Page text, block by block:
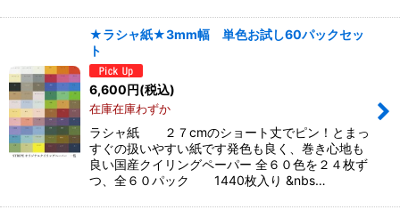
★ラシャ紙★3mm幅 単色お試し60パックセッ
ト
6,600円(税込)
在庫在庫わずか
ラシャ紙 ２７cmのショート丈でピン！とまっ
すぐの扱いやすい紙です発色も良く、巻き心地も
良い国産クイリングペーパー 全６０色を２４枚ず
つ、全６０パック 1440枚入り &nbs…